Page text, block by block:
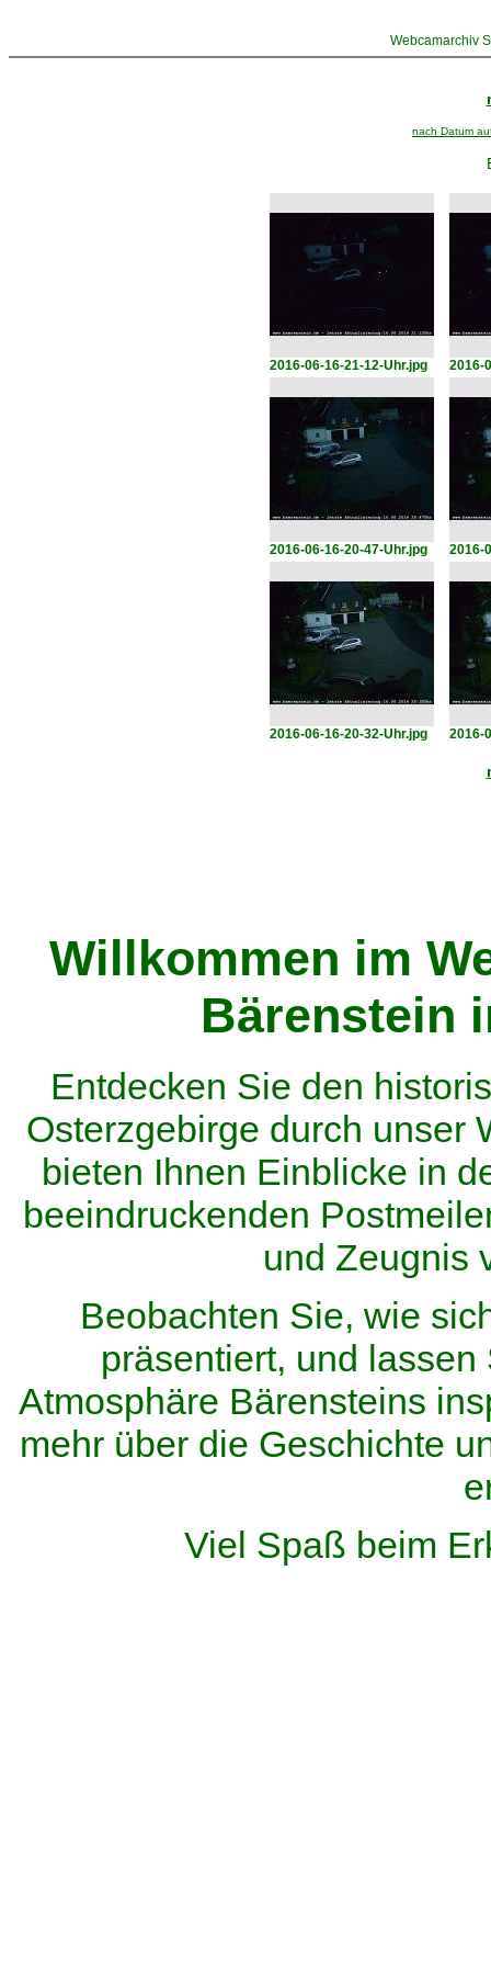
Webcamarchiv
nach Datum
2016-06-16-21-12-Uhr.jpg 2016-
2016-06-16-20-47-Uhr.jpg 2016-
2016-06-16-20-32-Uhr.jpg 2016-
Willkommen im
Bärenstein
Entdecken Sie den
Osterzgebirge durch unser
bieten Ihnen Einblicke in
beeindruckenden
und Zeugnis
Beobachten Sie, wie
präsentiert, und
Atmosphäre Bärensteins
mehr über die Geschichte
Viel Spaß beim